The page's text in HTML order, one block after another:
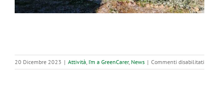
20 Dicembre 2023 | Attività I’m a GreenCarer, News | Commenti disabilitati